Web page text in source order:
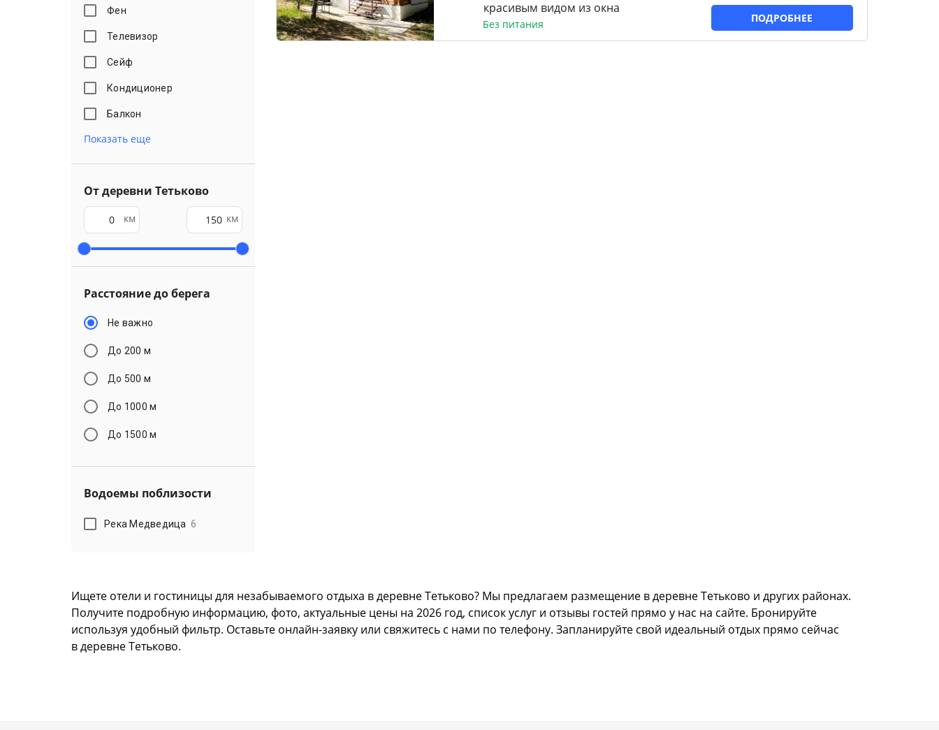
Фен
Телевизор
Сейф
Кондиционер
Балкон
Показать еще
От деревни Тетьково
км км
Расстояние до берега
Не важно
До 200 м
До 500 м
До 1000 м
До 1500 м
Водоемы поблизости
Река Медведица 6
красивым видом из окна
Без питания ПОДРОБНЕЕ
Ищете отели и гостиницы для незабываемого отдыха в деревне Тетьково? Мы предлагаем размещение в деревне Тетьково и других районах.
Получите подробную информацию, фото, актуальные цены на 2026 год, список услуг и отзывы гостей прямо у нас на сайте. Бронируйте
используя удобный фильтр. Оставьте онлайн-заявку или свяжитесь с нами по телефону. Запланируйте свой идеальный отдых прямо сейчас
в деревне Тетьково.